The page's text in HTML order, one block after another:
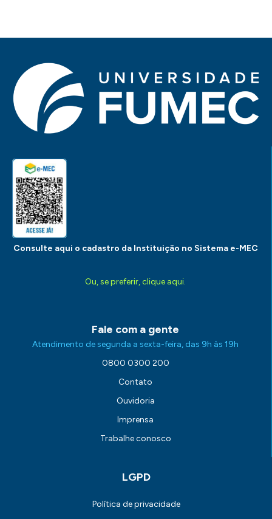
Consulte aqui o cadastro da Instituição no Sistema e-MEC
Ou, se preferir, clique aqui.
Fale com a gente
Atendimento de segunda a sexta-feira, das 9h às 19h
0800 0300 200
Contato
Ouvidoria
Imprensa
Trabalhe conosco
LGPD
Política de privacidade